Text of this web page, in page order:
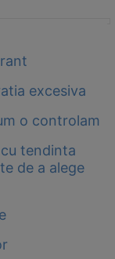
excesiva
o controlam
tendinta
de a alege